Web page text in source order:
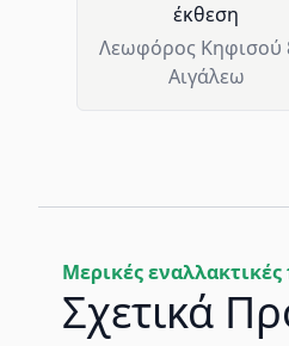
έκθεση
Λεωφόρος Κηφισού
Αιγάλεω
Μερικές
Σχετικά